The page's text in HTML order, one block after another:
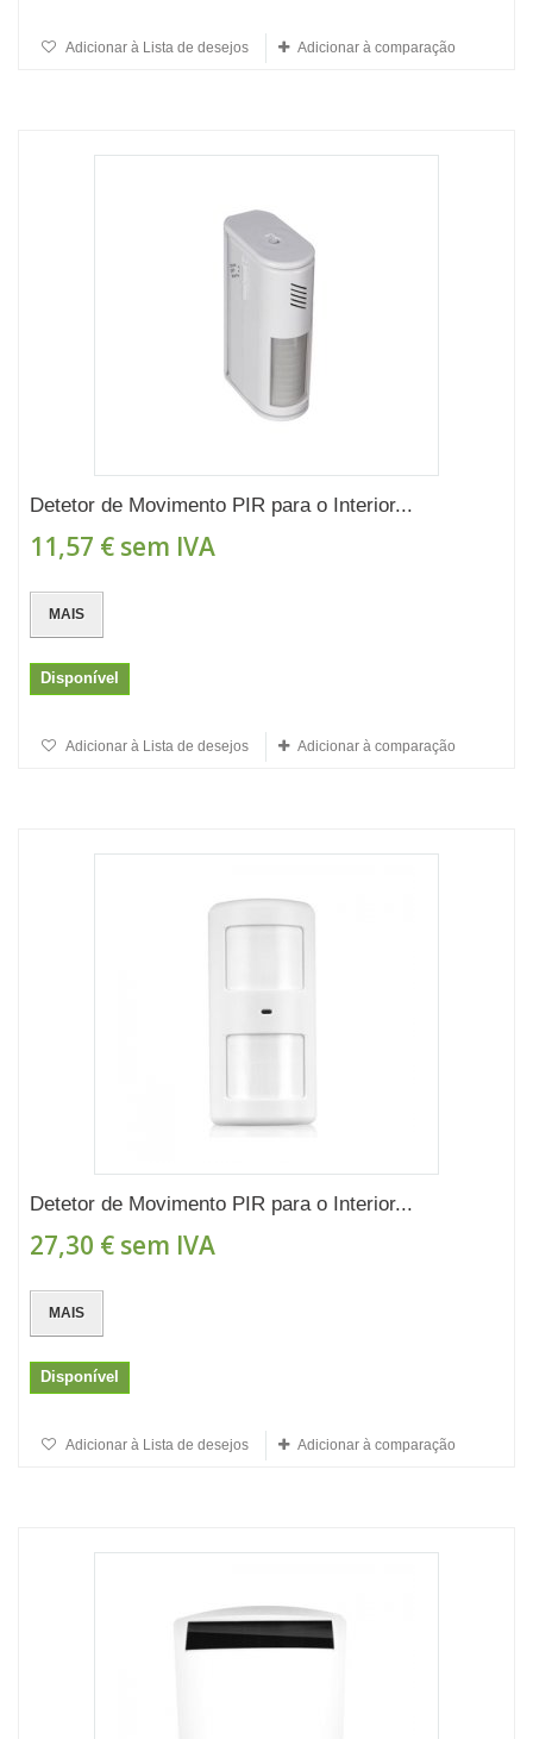
Adicionar à Lista de desejos Adicionar à comparação
Detetor de Movimento PIR para o Interior...
11,57 € sem IVA
MAIS
Disponível
Adicionar à Lista de desejos Adicionar à comparação
Detetor de Movimento PIR para o Interior...
27,30 € sem IVA
MAIS
Disponível
Adicionar à Lista de desejos Adicionar à comparação